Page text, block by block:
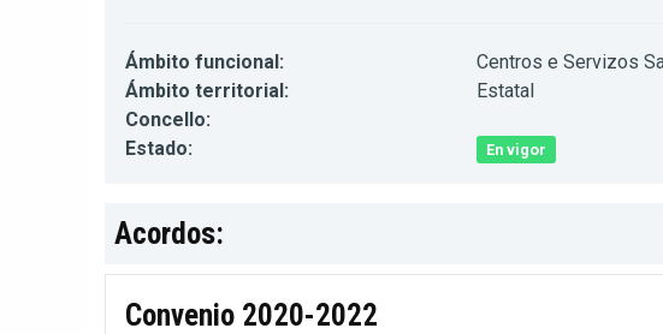
Ámbito funcional:
Centros e Servizos
Ámbito territorial:
Estatal
Concello:
Estado:
En vigor
Acordos:
Convenio 2020-2022